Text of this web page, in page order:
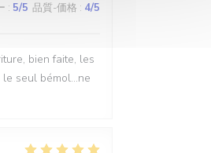
: 5/5 品質-価格 : 4/5
bien faite, les
seul bémol...ne